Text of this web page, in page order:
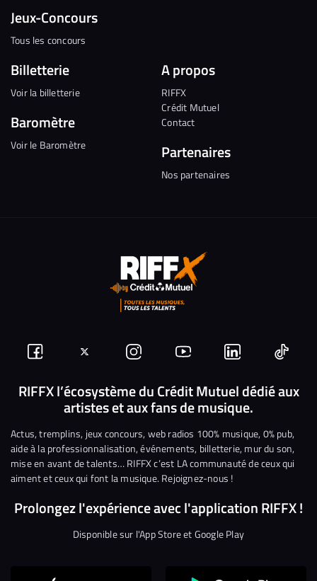
Jeux-Concours
Tous les concours
Billetterie
Voir la billetterie
Baromètre
Voir le Baromètre
A propos
RIFFX
Crédit Mutuel
Contact
Partenaires
Nos partenaires
Suivez-
nous
Facebook
Suivez-
nous
sur
Twitter
Nous
rejoindre
sur
Instagram
Nous
rejoindre
sur
YouTube
Nous
rejoindre
sur
Linkedin
Nous
RIFFX l’écosystème du Crédit Mutuel dédié aux
artistes et aux fans de musique.
Actus, tremplins, jeux concours, web radios 100% musique, 0% pub,
aide à la professionnalisation, événements, billetterie, mur du son,
mise en avant de talents… RIFFX c’est LA communauté de ceux qui
aiment et ceux qui font la musique. Rejoignez-nous !
Prolongez l'expérience avec l'application RIFFX !
Disponible sur l'App Store et Google Play